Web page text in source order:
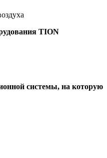
TION
системы, на которую